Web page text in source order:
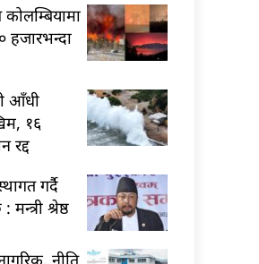
कोलम्बियामा
हजारभन्दा
आँधी
१६
रद्द
गर्दै
मन्त्री श्रेष्ठ
नीति